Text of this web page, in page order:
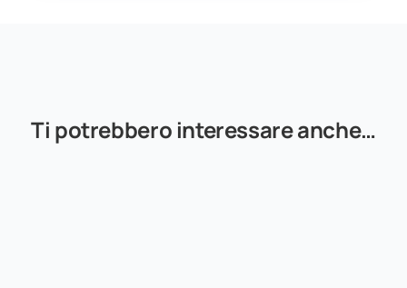
Ti potrebbero interessare anche…